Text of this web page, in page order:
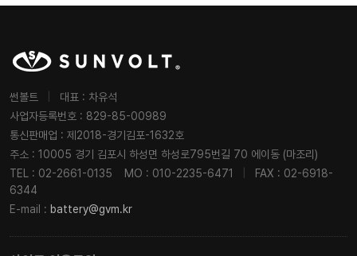
썬볼트
대표 : 차유석
사업자등록번호 : 829-85-00989
통신판매업 : 제2018-경기김포-1632호
주소 : 10005 경기 김포시 하성면 하성로795번길 70 에이동 (마조리)
TEL : 02-2661-0135
MO : 010-2235-6471
FAX : 02-6918-
6344
E-mail : battery@gvm.kr